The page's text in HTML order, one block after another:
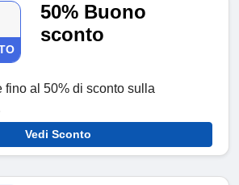
50% Buono
sconto
fino al 50% di sconto sulla
Vedi Sconto